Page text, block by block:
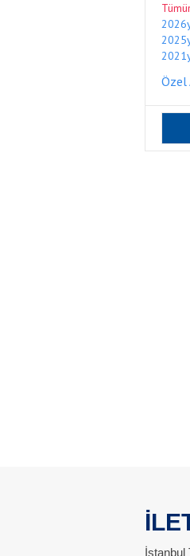
Özel
İstanbul